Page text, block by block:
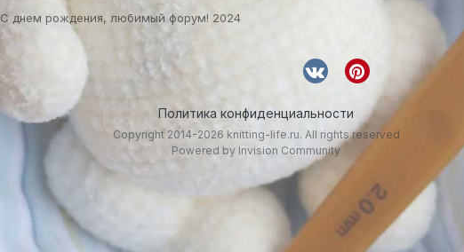
С днем рождения, любимый форум! 2024
Политика конфиденциальности
Copyright 2014-2026 knitting-life.ru. All rights reserved
Powered by Invision Community